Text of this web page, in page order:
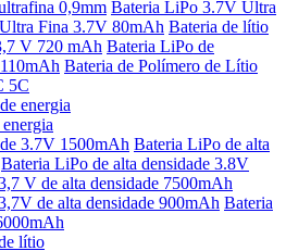
0,9mm Bateria LiPo 3.7V Ultra
Fina 3.7V 80mAh Bateria de lítio
V 720 mAh Bateria LiPo de
Bateria de Polímero de Lítio
5C
3.7V 1500mAh Bateria LiPo de alta
Bateria LiPo de alta densidade 3.8V
V de alta densidade 7500mAh
de alta densidade 900mAh Bateria